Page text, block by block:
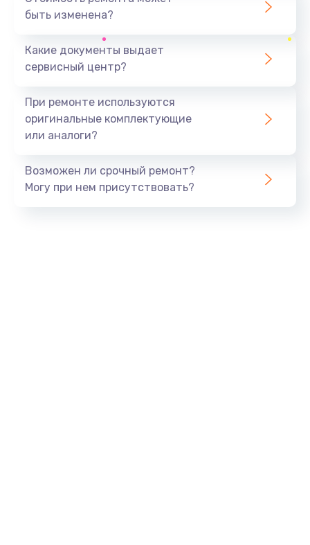
Ремонт южного моста
Замена батарейки BIOS
Заказать
быть изменена?
Какие документы выдает
сервисный центр?
При ремонте используются
оригинальные комплектующие
или аналоги?
Возможен ли срочный ремонт?
Могу при нем присутствовать?